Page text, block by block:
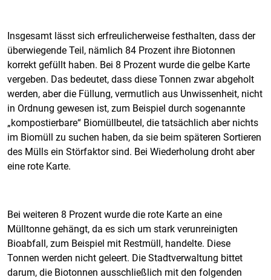
Insgesamt lässt sich erfreulicherweise festhalten, dass der
überwiegende Teil, nämlich 84 Prozent ihre Biotonnen
korrekt gefüllt haben. Bei 8 Prozent wurde die gelbe Karte
vergeben. Das bedeutet, dass diese Tonnen zwar abgeholt
werden, aber die Füllung, vermutlich aus Unwissenheit, nicht
in Ordnung gewesen ist, zum Beispiel durch sogenannte
„kompostierbare“ Biomüllbeutel, die tatsächlich aber nichts
im Biomüll zu suchen haben, da sie beim späteren Sortieren
des Mülls ein Störfaktor sind. Bei Wiederholung droht aber
eine rote Karte.
Bei weiteren 8 Prozent wurde die rote Karte an eine
Mülltonne gehängt, da es sich um stark verunreinigten
Bioabfall, zum Beispiel mit Restmüll, handelte. Diese
Tonnen werden nicht geleert. Die Stadtverwaltung bittet
darum, die Biotonnen ausschließlich mit den folgenden